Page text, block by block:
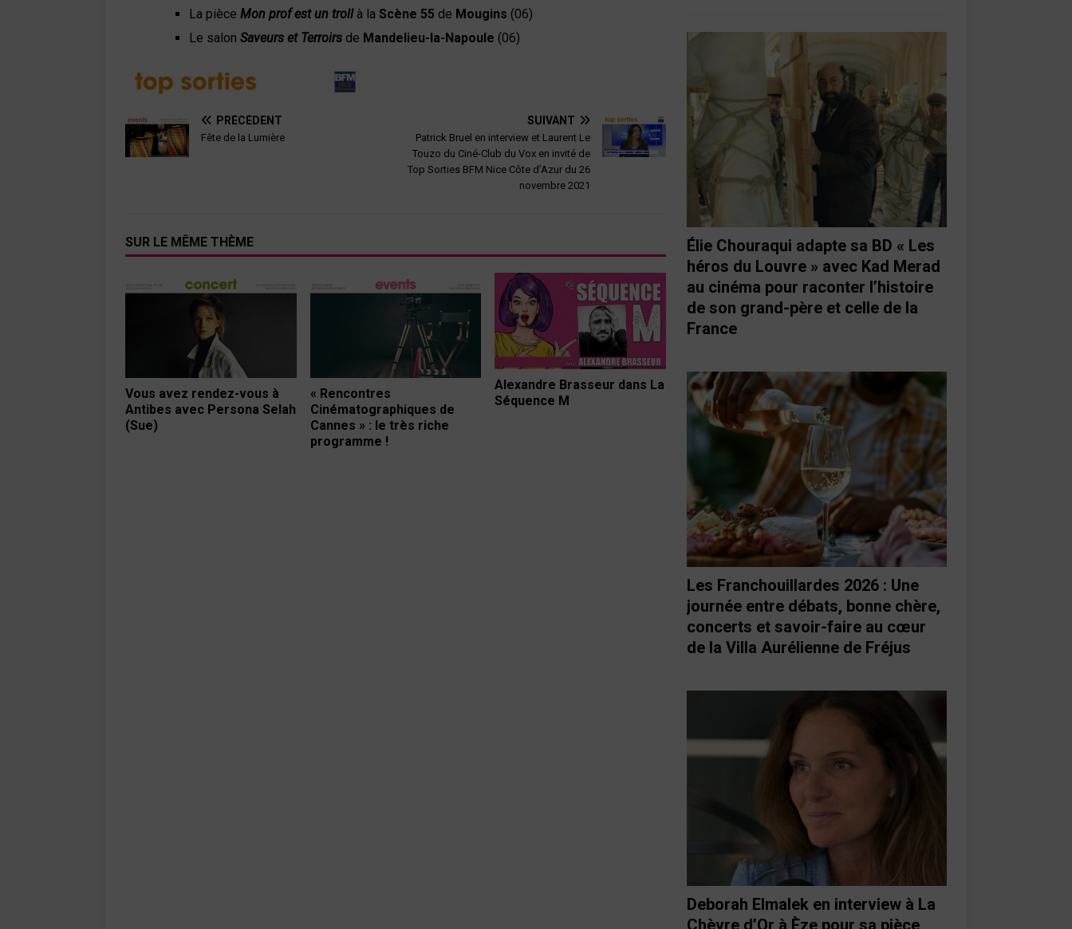
La pièce Mon prof est un trollà la Scène 55 de Mougins (06)
Le salon Saveurs et Terroirs de Mandelieu-la-Napoule (06)
PRÉCÉDENT
Fête de la Lumière
SUIVANT
Patrick Bruel en interview et Laurent Le
Touzo du Ciné-Club du Vox en invité de
Top Sorties BFM Nice Côte d’Azur du 26
novembre 2021
SUR LE MÊME THÈME
Vous avez rendez-vous à
Antibes avec Persona Selah
(Sue)
« Rencontres
Cinématographiques de
Cannes » : le très riche
programme !
Alexandre Brasseur dans La
Séquence M
Élie Chouraqui adapte sa BD « Les
héros du Louvre » avec Kad Merad
au cinéma pour raconter l’histoire
de son grand-père et celle de la
France
Les Franchouillardes 2026 : Une
journée entre débats, bonne chère,
concerts et savoir-faire au cœur
de la Villa Aurélienne de Fréjus
Deborah Elmalek en interview à La